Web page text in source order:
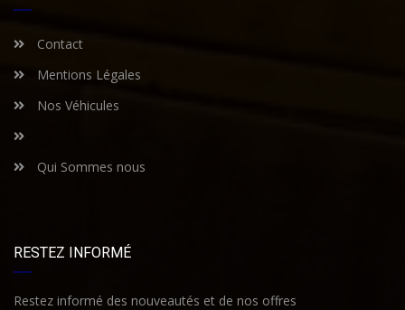
Contact
Mentions Légales
Nos Véhicules
Qui Sommes nous
RESTEZ INFORMÉ
Restez informé des nouveautés et de nos offres